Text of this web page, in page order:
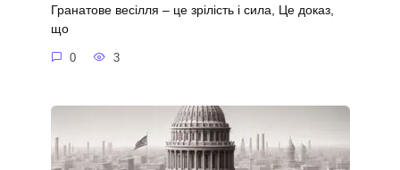
Гранатове весілля – це зрілість і сила, Це доказ,
що
0 3